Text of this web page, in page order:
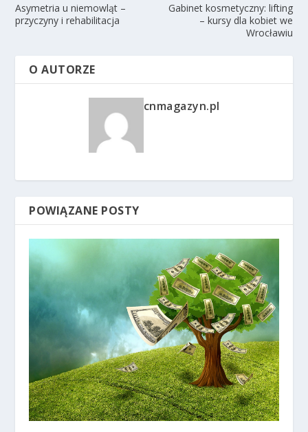
Asymetria u niemowląt –
przyczyny i rehabilitacja
Gabinet kosmetyczny: lifting
– kursy dla kobiet we
Wrocławiu
O AUTORZE
cnmagazyn.pl
POWIĄZANE POSTY